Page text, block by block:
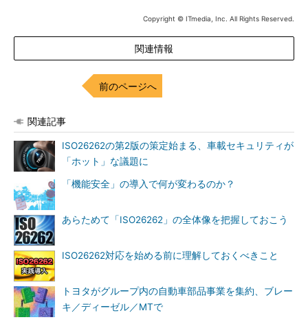
Copyright © ITmedia, Inc. All Rights Reserved.
関連情報
前のページへ
関連記事
ISO26262の第2版の策定始まる、車載セキュリティが
「ホット」な議題に
「機能安全」の導入で何が変わるのか？
あらためて「ISO26262」の全体像を把握しておこう
ISO26262対応を始める前に理解しておくべきこと
トヨタがグループ内の自動車部品事業を集約、ブレー
キ／ディーゼル／MTで